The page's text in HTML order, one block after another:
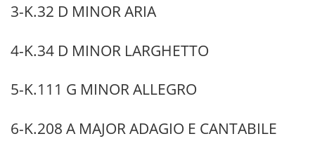
3-K.32 D MINOR ARIA
4-K.34 D MINOR LARGHETTO
5-K.111 G MINOR ALLEGRO
6-K.208 A MAJOR ADAGIO E CANTABILE